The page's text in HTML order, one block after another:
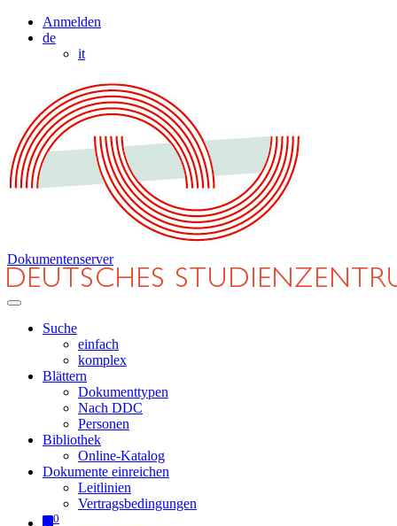
Anmelden
de
it
Dokumentenserver
Suche
einfach
komplex
Blättern
Dokumenttypen
Nach DDC
Personen
Bibliothek
Online-Katalog
Dokumente einreichen
Leitlinien
Vertragsbedingungen
0